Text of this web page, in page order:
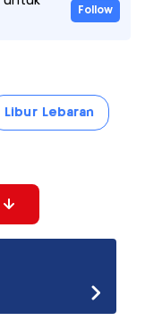
Follow
Libur Lebaran